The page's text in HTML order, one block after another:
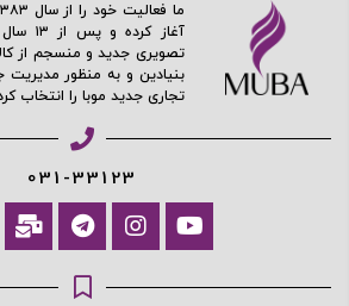
آغاز
تصویری جدید و منسجم از
بنیادین و به منظور مدیریت
تجاری جدید موبا را انتخاب
031-33123
مرا به خاطر بسپار
ادامه دهید
آیا هنوز عضو نشده اید؟ اکنون ثبت نام
محافظت شده توسط